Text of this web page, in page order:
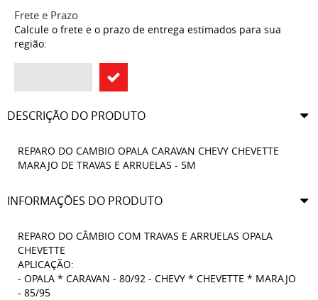
Frete e Prazo
Calcule o frete e o prazo de entrega estimados para sua
região:
DESCRIÇÃO DO PRODUTO
REPARO DO CAMBIO OPALA CARAVAN CHEVY CHEVETTE
MARAJO DE TRAVAS E ARRUELAS - 5M
INFORMAÇÕES DO PRODUTO
REPARO DO CÂMBIO COM TRAVAS E ARRUELAS OPALA
CHEVETTE
APLICAÇÃO:
- OPALA * CARAVAN - 80/92 - CHEVY * CHEVETTE * MARAJO
- 85/95